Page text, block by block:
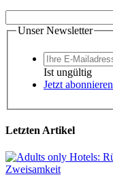
Unser Newsletter
Ist ungültig
Jetzt abonnieren
Letzten Artikel